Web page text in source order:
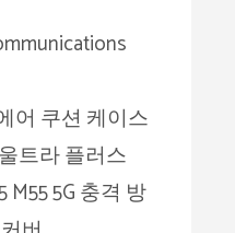
어 쿠션 케이스
울트라 플러스
M55 5G 충격 방